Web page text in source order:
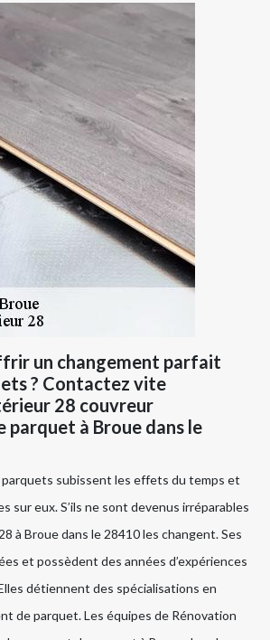
un changement parfait
? Contactez vite
28 couvreur
parquet à Broue dans le
subissent les effets du temps et
sur eux. S’ils ne sont devenus irréparables
à Broue dans le 28410 les changent. Ses
et possèdent des années d’expériences
détiennent des spécialisations en
de parquet. Les équipes de Rénovation